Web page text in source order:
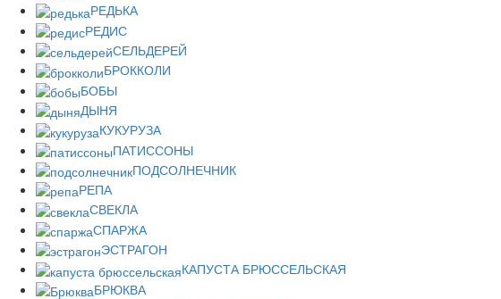
РЕДЬКА
РЕДИС
СЕЛЬДЕРЕЙ
БРОККОЛИ
БОБЫ
ДЫНЯ
КУКУРУЗА
ПАТИССОНЫ
ПОДСОЛНЕЧНИК
РЕПА
СВЕКЛА
СПАРЖА
ЭСТРАГОН
КАПУСТА БРЮССЕЛЬСКАЯ
БРЮКВА